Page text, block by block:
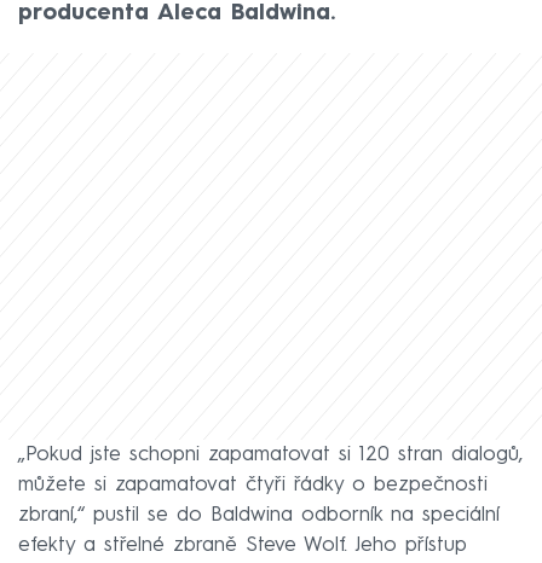
producenta Aleca Baldwina.
„Pokud jste schopni zapamatovat si 120 stran dialogů,
můžete si zapamatovat čtyři řádky o bezpečnosti
zbraní,“ pustil se do Baldwina odborník na speciální
efekty a střelné zbraně Steve Wolf. Jeho přístup